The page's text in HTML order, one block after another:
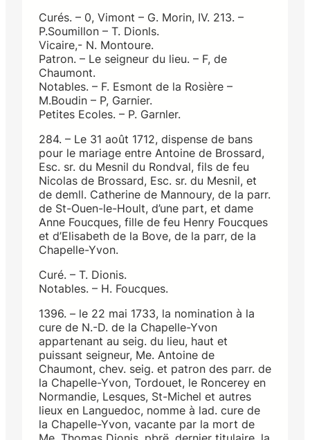
Curés. – 0, Vimont – G. Morin, IV. 213. –
P.Soumillon – T. Dionls.
Vicaire,- N. Montoure.
Patron. – Le seigneur du lieu. – F, de
Chaumont.
Notables. – F. Esmont de la Rosière –
M.Boudin – P, Garnier.
Petites Ecoles. – P. Garnler.
284. – Le 31 août 1712, dispense de bans
pour le mariage entre Antoine de Brossard,
Esc. sr. du Mesnil du Rondval, fils de feu
Nicolas de Brossard, Esc. sr. du Mesnil, et
de demll. Catherine de Mannoury, de la parr.
de St-Ouen-le-Hoult, d’une part, et dame
Anne Foucques, fille de feu Henry Foucques
et d’Elisabeth de la Bove, de la parr, de la
Chapelle-Yvon.
Curé. – T. Dionis.
Notables. – H. Foucques.
1396. – le 22 mai 1733, la nomination à la
cure de N.-D. de la Chapelle-Yvon
appartenant au seig. du lieu, haut et
puissant seigneur, Me. Antoine de
Chaumont, chev. seig. et patron des parr. de
la Chapelle-Yvon, Tordouet, le Roncerey en
Normandie, Lesques, St-Michel et autres
lieux en Languedoc, nomme à lad. cure de
la Chapelle-Yvon, vacante par la mort de